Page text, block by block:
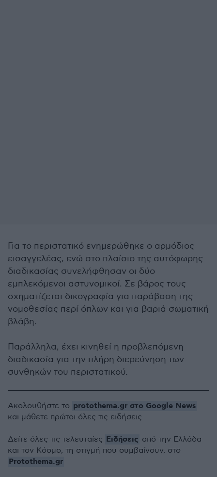
Για το περιστατικό ενημερώθηκε ο αρμόδιος
εισαγγελέας, ενώ στο πλαίσιο της αυτόφωρης
διαδικασίας συνελήφθησαν οι δύο
εμπλεκόμενοι αστυνομικοί. Σε βάρος τους
σχηματίζεται δικογραφία για παράβαση της
νομοθεσίας περί όπλων και για βαριά σωματική
βλάβη.
Παράλληλα, έχει κινηθεί η προβλεπόμενη
διαδικασία για την πλήρη διερεύνηση των
συνθηκών του περιστατικού.
Ακολουθήστε το protothema.gr στο Google News
και μάθετε πρώτοι όλες τις ειδήσεις
Δείτε όλες τις τελευταίες Ειδήσεις από την Ελλάδα
και τον Κόσμο, τη στιγμή που συμβαίνουν, στο
Protothema.gr